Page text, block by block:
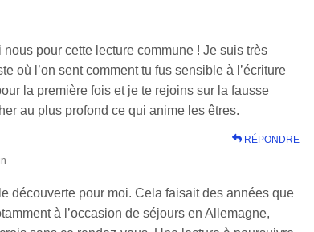
pour cette lecture commune ! Je suis très
où l’on sent comment tu fus sensible à l’écriture
la première fois et je te rejoins sur la fausse
au plus profond ce qui anime les êtres.
RÉPONDRE
découverte pour moi. Cela faisait des années que
à l’occasion de séjours en Allemagne,